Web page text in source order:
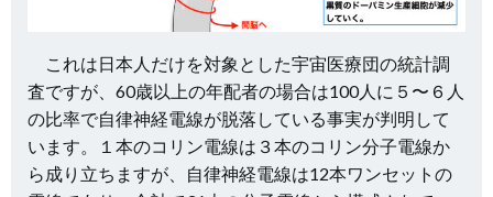
これは日本人だけを対象とした宇宙医療団の統計調
査ですが、60歳以上の年配者の場合は100人に５〜６人
の比率で自律神経電線が脱落している事実が判明して
います。１本のコリン電線は３本のコリン分子電線か
ら成り立ちますが、自律神経電線は12本ワンセットの